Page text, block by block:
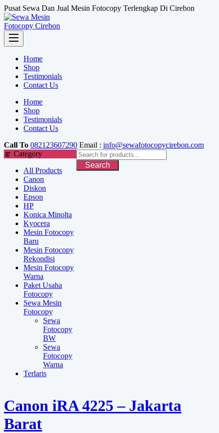
Skip
to
content
Pusat Sewa Dan Jual Mesin Fotocopy Terlengkap Di Cirebon
Home
Shop
Testimonials
Contact Us
Home
Shop
Testimonials
Contact Us
Call To 082123607290 Email : info@sewafotocopycirebon.com
Category
All Products
Canon
Diskon
Epson
HP
Konica Minolta
Kyocera
Mesin Fotocopy
Baru
Mesin Fotocopy
Rekondisi
Mesin Fotocopy
Warna
Paket Usaha
Fotocopy
Sewa Mesin
Fotocopy
Sewa
Fotocopy
BW
Sewa
Fotocopy
Warna
Terlaris
Search
Canon iRA 4225 – Jakarta
Barat